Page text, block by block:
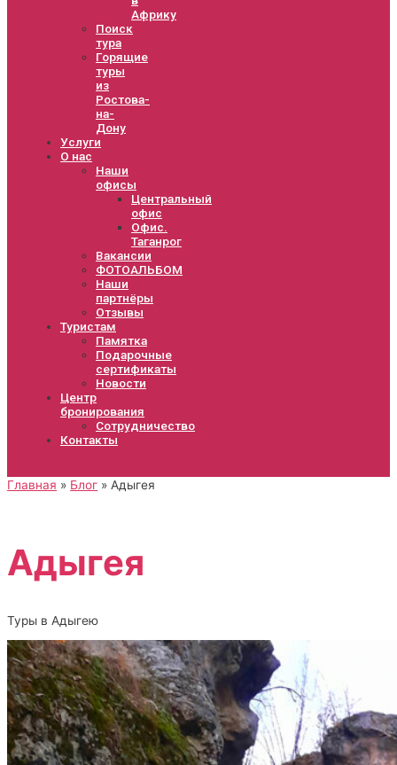
Африку
Поиск
тура
Горящие
туры
из
Ростова-
на-
Дону
Услуги
О нас
Наши
офисы
Центральный
офис
Офис.
Таганрог
Вакансии
ФОТОАЛЬБОМ
Наши
партнёры
Отзывы
Туристам
Памятка
Подарочные
сертификаты
Новости
Центр
бронирования
Сотрудничество
Контакты
Главная Блог Адыгея
Адыгея
Туры в Адыгею